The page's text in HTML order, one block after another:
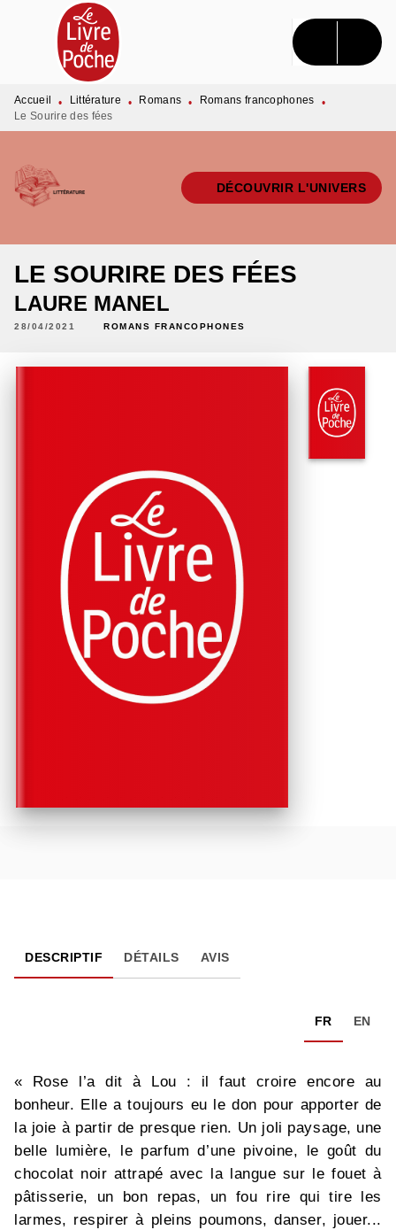
MENU RECHERCHE CONTENU
PIED DE PAGE
Accueil • Littérature • Romans • Romans francophones
•
Le Sourire des fées
DÉCOUVRIR L'UNIVERS
LE SOURIRE DES FÉES
LAURE MANEL
28/04/2021 ROMANS FRANCOPHONES
DESCRIPTIF DÉTAILS AVIS
FR EN
« Rose l’a dit à Lou : il faut croire encore au
bonheur. Elle a toujours eu le don pour apporter de
la joie à partir de presque rien. Un joli paysage, une
belle lumière, le parfum d’une pivoine, le goût du
chocolat noir attrapé avec la langue sur le fouet à
pâtisserie, un bon repas, un fou rire qui tire les
larmes, respirer à pleins poumons, danser, jouer...